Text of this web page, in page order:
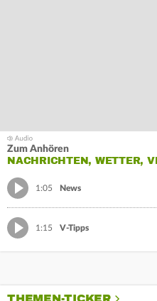
Zum Anhören
NACHRICHTEN, WETTER,
1:05 News
1:15 V-Tipps